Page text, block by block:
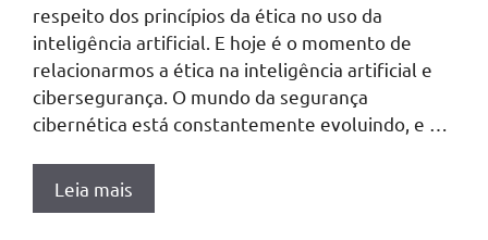
respeito dos princípios da ética no uso da
inteligência artificial. E hoje é o momento de
relacionarmos a ética na inteligência artificial e
cibersegurança. O mundo da segurança
cibernética está constantemente evoluindo, e …
Leia mais